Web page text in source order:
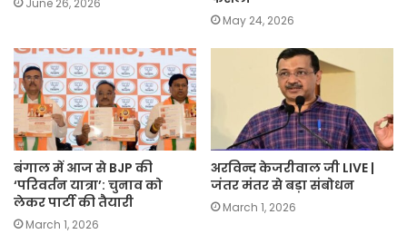
May 24, 2026
बंगाल में आज से BJP की
‘परिवर्तन यात्रा’: चुनाव को
लेकर पार्टी की तैयारी
March 1, 2026
अरविन्द केजरीवाल जी LIVE |
जंतर मंतर से बड़ा संबोधन
March 1, 2026